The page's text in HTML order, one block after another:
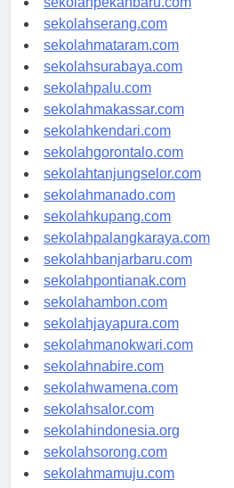
sekolahpekanbaru.com
sekolahserang.com
sekolahmataram.com
sekolahsurabaya.com
sekolahpalu.com
sekolahmakassar.com
sekolahkendari.com
sekolahgorontalo.com
sekolahtanjungselor.com
sekolahmanado.com
sekolahkupang.com
sekolahpalangkaraya.com
sekolahbanjarbaru.com
sekolahpontianak.com
sekolahambon.com
sekolahjayapura.com
sekolahmanokwari.com
sekolahnabire.com
sekolahwamena.com
sekolahsalor.com
sekolahindonesia.org
sekolahsorong.com